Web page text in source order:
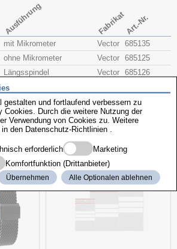
Ausführung FabrikatArt.-Nr.
mit Mikrometer Vector 685135
ohne Mikrometer Vector 685125
Längsspindel Vector 685126
Planspindel
Längs- und Planspindel Vector 685128
gestalten und fortlaufend verbessern zu
Cookies. Durch die weitere Nutzung der
Verwendung von Cookies zu. Weitere
den Datenschutz-Richtlinien
erforderlich
Marketing
Komfortfunktion (Drittanbieter)
Übernehmen Alle Optionalen ablehnen